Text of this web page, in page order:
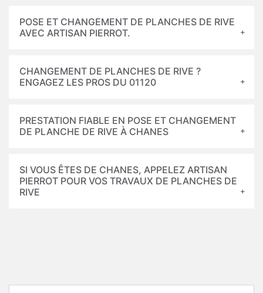
POSE ET CHANGEMENT DE PLANCHES DE RIVE
AVEC ARTISAN PIERROT.
CHANGEMENT DE PLANCHES DE RIVE ?
ENGAGEZ LES PROS DU 01120
PRESTATION FIABLE EN POSE ET CHANGEMENT
DE PLANCHE DE RIVE À CHANES
SI VOUS ÊTES DE CHANES, APPELEZ ARTISAN
PIERROT POUR VOS TRAVAUX DE PLANCHES DE
RIVE